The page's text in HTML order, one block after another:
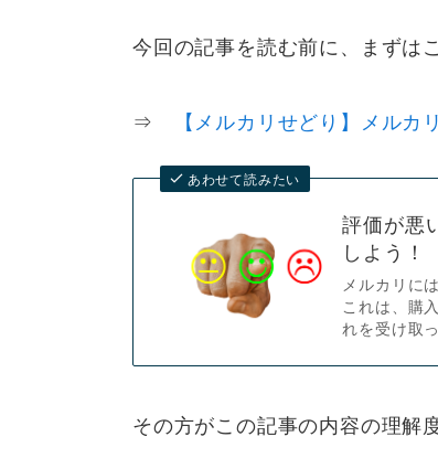
今回の記事を読む前に、まずは
⇒ 【メルカリせどり】メル
あわせて読みたい
評価が悪
しよう！
メルカリに
これは、購
れを受け取
その方がこの記事の内容の理解